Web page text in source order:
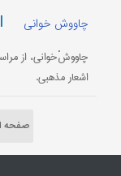
چاووش خوانی |
چاووشْ‌خوانی، از
اشعار مذهبی.
صفحه